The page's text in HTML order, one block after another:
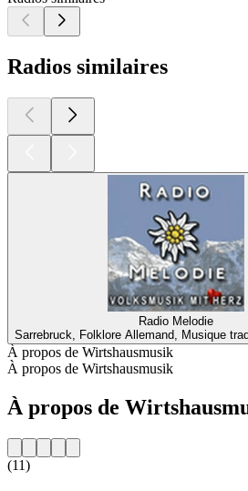
Radios similaires
Radio Melodie
Sarrebruck, Folklore Allemand, Musique
À propos de Wirtshausmusik
À propos de Wirtshausmusik
À propos de
(11)